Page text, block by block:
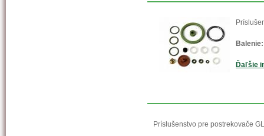
Balenie:
Ďaľšie
Príslušenstvo pre postrekovače